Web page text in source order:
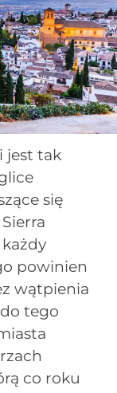
jest tak
się
powinien
wątpienia
tego
co roku